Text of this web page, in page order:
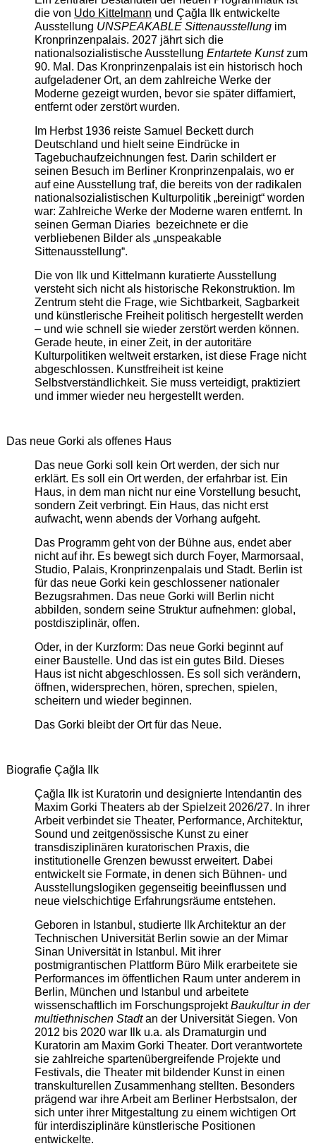
die von Udo Kittelmann und Çağla Ilk entwickelte
Ausstellung UNSPEAKABLE Sittenausstellungim
Kronprinzenpalais. 2027 jährt sich die
nationalsozialistische Ausstellung Entartete Kunstzum
90. Mal. Das Kronprinzenpalais ist ein historisch hoch
aufgeladener Ort, an dem zahlreiche Werke der
Moderne gezeigt wurden, bevor sie später diffamiert,
entfernt oder zerstört wurden.
Im Herbst 1936 reiste Samuel Beckett durch
Deutschland und hielt seine Eindrücke in
Tagebuchaufzeichnungen fest. Darin schildert er
seinen Besuch im Berliner Kronprinzenpalais, wo er
auf eine Ausstellung traf, die bereits von der radikalen
nationalsozialistischen Kulturpolitik „bereinigt“ worden
war: Zahlreiche Werke der Moderne waren entfernt. In
seinen German Diaries bezeichnete er die
verbliebenen Bilder als „unspeakable
Sittenausstellung“.
Die von Ilk und Kittelmann kuratierte Ausstellung
versteht sich nicht als historische Rekonstruktion. Im
Zentrum steht die Frage, wie Sichtbarkeit, Sagbarkeit
und künstlerische Freiheit politisch hergestellt werden
– und wie schnell sie wieder zerstört werden können.
Gerade heute, in einer Zeit, in der autoritäre
Kulturpolitiken weltweit erstarken, ist diese Frage nicht
abgeschlossen. Kunstfreiheit ist keine
Selbstverständlichkeit. Sie muss verteidigt, praktiziert
und immer wieder neu hergestellt werden.
Das neue Gorki als offenes Haus
Das neue Gorki soll kein Ort werden, der sich nur
erklärt. Es soll ein Ort werden, der erfahrbar ist. Ein
Haus, in dem man nicht nur eine Vorstellung besucht,
sondern Zeit verbringt. Ein Haus, das nicht erst
aufwacht, wenn abends der Vorhang aufgeht.
Das Programm geht von der Bühne aus, endet aber
nicht auf ihr. Es bewegt sich durch Foyer, Marmorsaal,
Studio, Palais, Kronprinzenpalais und Stadt. Berlin ist
für das neue Gorki kein geschlossener nationaler
Bezugsrahmen. Das neue Gorki will Berlin nicht
abbilden, sondern seine Struktur aufnehmen: global,
postdisziplinär, offen.
Oder, in der Kurzform: Das neue Gorki beginnt auf
einer Baustelle. Und das ist ein gutes Bild. Dieses
Haus ist nicht abgeschlossen. Es soll sich verändern,
öffnen, widersprechen, hören, sprechen, spielen,
scheitern und wieder beginnen.
Das Gorki bleibt der Ort für das Neue.
Biografie Çağla Ilk
Çağla Ilk ist Kuratorin und designierte Intendantin des
Maxim Gorki Theaters ab der Spielzeit 2026/27. In ihrer
Arbeit verbindet sie Theater, Performance, Architektur,
Sound und zeitgenössische Kunst zu einer
transdisziplinären kuratorischen Praxis, die
institutionelle Grenzen bewusst erweitert. Dabei
entwickelt sie Formate, in denen sich Bühnen- und
Ausstellungslogiken gegenseitig beeinflussen und
neue vielschichtige Erfahrungsräume entstehen.
Geboren in Istanbul, studierte Ilk Architektur an der
Technischen Universität Berlin sowie an der Mimar
Sinan Universität in Istanbul. Mit ihrer
postmigrantischen Plattform Büro Milk erarbeitete sie
Performances im öffentlichen Raum unter anderem in
Berlin, München und Istanbul und arbeitete
wissenschaftlich im ForschungsprojektBaukultur in der
multiethnischen Stadtan der Universität Siegen. Von
2012 bis 2020 war Ilk u.a. als Dramaturgin und
Kuratorin am Maxim Gorki Theater. Dort verantwortete
sie zahlreiche spartenübergreifende Projekte und
Festivals, die Theater mit bildender Kunst in einen
transkulturellen Zusammenhang stellten. Besonders
prägend war ihre Arbeit am Berliner Herbstsalon, der
sich unter ihrer Mitgestaltung zu einem wichtigen Ort
für interdisziplinäre künstlerische Positionen
entwickelte.